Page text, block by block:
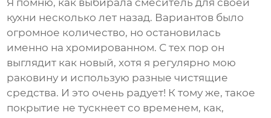
Я помню, как выбирала смеситель для своей
кухни несколько лет назад. Вариантов было
огромное количество, но остановилась
именно на хромированном. С тех пор он
выглядит как новый, хотя я регулярно мою
раковину и использую разные чистящие
средства. И это очень радует! К тому же, такое
покрытие не тускнеет со временем, как,